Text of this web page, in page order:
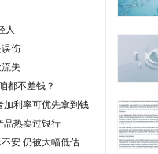
人
伤
失
都不差钱？
加利率可优先拿到钱
品热卖过银行
安 仍被大幅低估